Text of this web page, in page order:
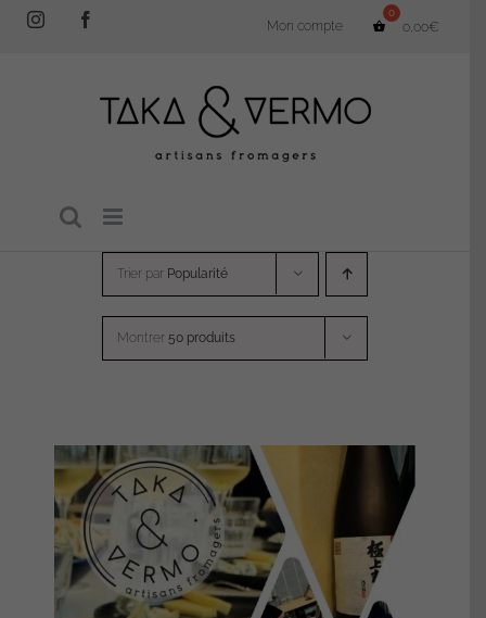
PasserInstagram Mon compte 0,00€
Trier par Popularité
Montrer 50 produits